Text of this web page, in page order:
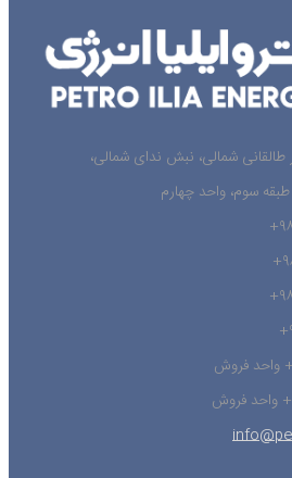
طالقانی شمالی، نبش ندای شمالی،
سوم، واحد چهارم